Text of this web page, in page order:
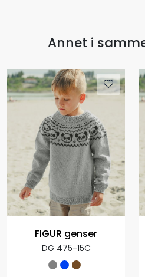
Annet i
FIGUR genser
DG 475-15C